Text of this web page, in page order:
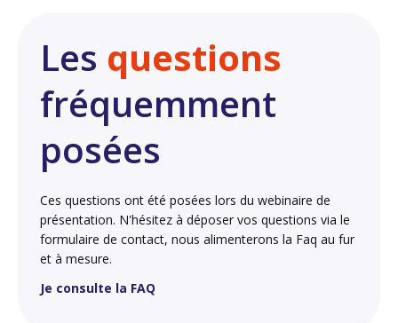
Les questions
fréquemment
posées
Ces questions ont été posées lors du webinaire de
présentation. N'hésitez à déposer vos questions via le
formulaire de contact, nous alimenterons la Faq au fur
et à mesure.
Je consulte la FAQ